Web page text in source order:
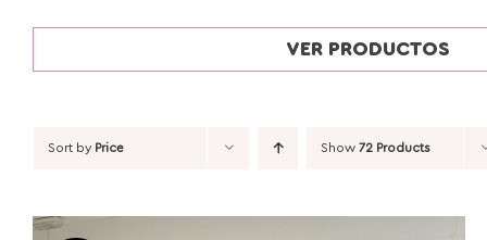
VER PRODUCTOS
Sort by Price Show 72 Products